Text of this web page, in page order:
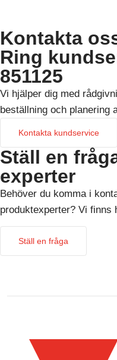
Kontakta
Ring
851125
Vi hjälper dig med
beställning och planering
Kontakta kundservice
Ställ en
experter
Behöver du komma i
produktexperter? Vi finns
Ställ en fråga